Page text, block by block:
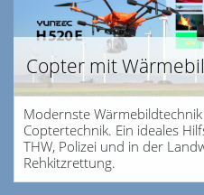
Copter mit
Modernste
Coptertechnik. Ein ideales
THW, Polizei und in der
Rehkitzrettung.